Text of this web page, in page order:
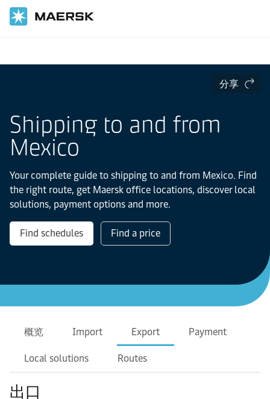
分享
Shipping to and from
Mexico
Your complete guide to shipping to and from Mexico. Find
the right route, get Maersk office locations, discover local
solutions, payment options and more.
Find schedules Find a price
概览 Import Export Payment
Local solutions Routes
出口